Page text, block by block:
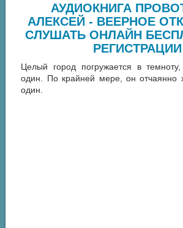
АУДИОКНИГА
АЛЕКСЕЙ - ВЕЕРНОЕ
СЛУШАТЬ ОНЛАЙН
РЕГИСТРАЦИИ
Целый город погружается в
один. По крайней мере, он отчаянно
один.